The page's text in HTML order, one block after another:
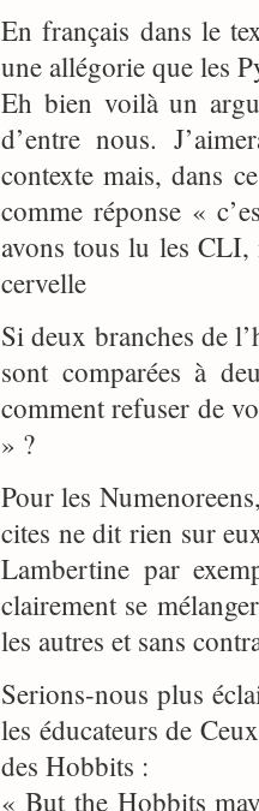
En français dans le
une allégorie que les
Eh bien voilà un
d’entre nous.
contexte mais, dans
comme réponse «
avons tous lu les
cervelle
Si deux branches de
sont comparées à
comment refuser de
» ?
Pour les
cites ne dit rien sur
Lambertine par
clairement se
les autres et sans
Serions-nous plus
les éducateurs de
des Hobbits :
« But the Hobbits